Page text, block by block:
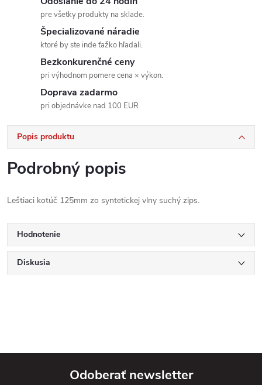
pre všetky produkty na sklade.
Špecializované náradie
ktoré by ste inde ťažko hľadali.
Bezkonkurenčné ceny
pri výhodnom pomere cena × výkon.
Doprava zadarmo
pri objednávke nad 100 EUR
Popis produktu
Podrobný popis
Leštiaci kotúč 125mm zo syntetickej vlny suchý zips.
Hodnotenie
Diskusia
Odoberať newsletter